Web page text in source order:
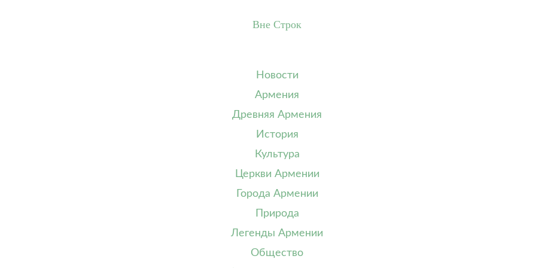
Вне Строк
Новости
Армения
Древняя Армения
История
Культура
Церкви Армении
Города Армении
Природа
Легенды Армении
Общество